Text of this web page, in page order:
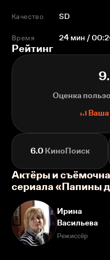
Качество SD
Время 24 мин /
Рейтинг
Оценка
Ваша
6.0КиноПоиск
Актёры и
сериала «Папины
Ирина
Васильева
Режиссёр